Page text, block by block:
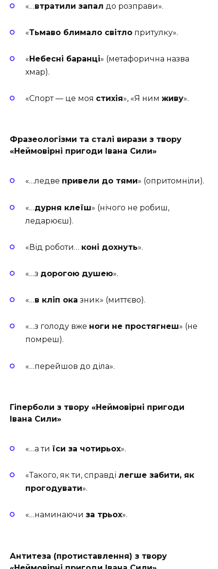
«…втратили запал до розправи».
«Тьмаво блимало світло притулку».
«Небесні баранці» (метафорична назва
хмар).
«Спорт — це моя стихія», «Я ним живу».
Фразеологізми та сталі вирази з твору
«Неймовірні пригоди Івана Сили»
«…ледве привели до тями» (опритомніли).
«…дурня клеїш» (нічого не робиш,
ледарюєш).
«Від роботи… коні дохнуть».
«…з дорогою душею».
«…в кліп ока зник» (миттєво).
«…з голоду вже ноги не простягнеш» (не
помреш).
«…перейшов до діла».
Гіперболи з твору «Неймовірні пригоди
Івана Сили»
«…а ти їси за чотирьох».
«Такого, як ти, справді легше забити, як
прогодувати».
«…наминаючи за трьох».
Антитеза (протиставлення) з твору